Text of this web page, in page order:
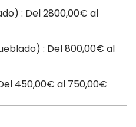
: Del 2800,00€ al
: Del 800,00€ al
450,00€ al 750,00€